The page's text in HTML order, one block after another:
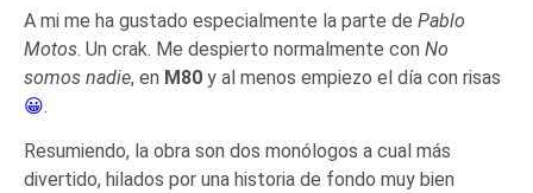
A mi me ha gustado especialmente la parte de Pablo
Motos. Un crak. Me despierto normalmente con No
somos nadie, en M80 y al menos empiezo el día con risas
😀.
Resumiendo, la obra son dos monólogos a cual más
divertido, hilados por una historia de fondo muy bien